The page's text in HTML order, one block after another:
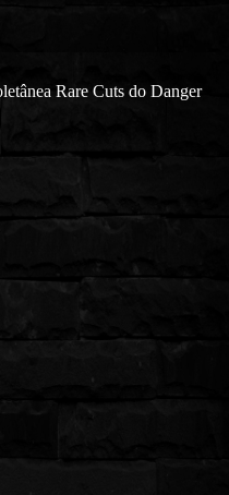
Rare Cuts do Danger